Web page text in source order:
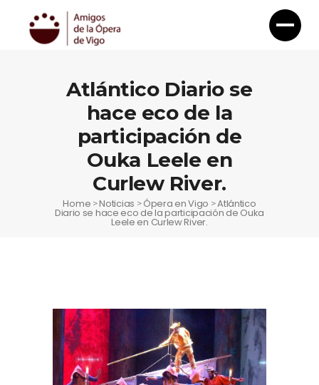
Atlántico Diario se
hace eco de la
participación de
Ouka Leele en
Curlew River.
Home >Noticias >Ópera en Vigo >Atlántico
Diario se hace eco de la participación de Ouka
Leele en Curlew River.